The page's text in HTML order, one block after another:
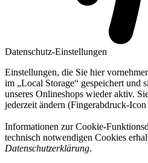
Datenschutz-Einstellungen
Einstellungen, die Sie hier
im „Local Storage“ gespeichert und
unseres Onlineshops wieder aktiv.
jederzeit ändern (Fingerabdruck-
Informationen zur Cookie-
technisch notwendigen Cookies
Datenschutzerklärung.